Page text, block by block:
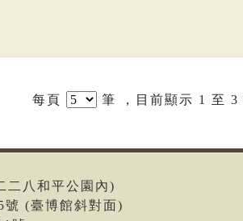
每頁 筆 ，目前顯示 1 至 3
二八和平公園內)
號 (臺博館斜對面)